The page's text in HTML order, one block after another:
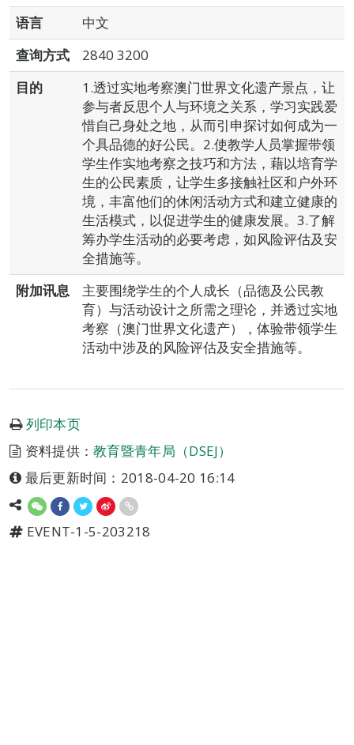
语言
中文
查询方式
2840 3200
目的
1.透过实地考察澳门世界文化遗产景点，让
参与者反思个人与环境之关系，学习实践爱
惜自己身处之地，从而引申探讨如何成为一
个具品德的好公民。2.使教学人员掌握带领
学生作实地考察之技巧和方法，藉以培育学
生的公民素质，让学生多接触社区和户外环
境，丰富他们的休闲活动方式和建立健康的
生活模式，以促进学生的健康发展。3.了解
筹办学生活动的必要考虑，如风险评估及安
全措施等。
附加讯息
主要围绕学生的个人成长（品德及公民教
育）与活动设计之所需之理论，并透过实地
考察（澳门世界文化遗产），体验带领学生
活动中涉及的风险评估及安全措施等。
列印本页
资料提供：教育暨青年局（DSEJ）
最后更新时间：2018-04-20 16:14
EVENT-1-5-203218